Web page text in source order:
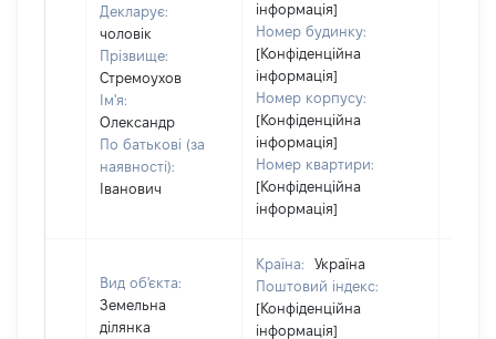
Декларує:
чоловік
Прізвище:
Стремоухов
Ім'я:
Олександр
По батькові (за
наявності):
Іванович
інформація]
Номер будинку:
[Конфіденційна
інформація]
Номер корпусу:
[Конфіденційна
інформація]
Номер квартири:
[Конфіденційна
інформація]
Вид об'єкта:
Земельна
ділянка
Країна:
Україна
Поштовий індекс:
[Конфіденційна
інформація]